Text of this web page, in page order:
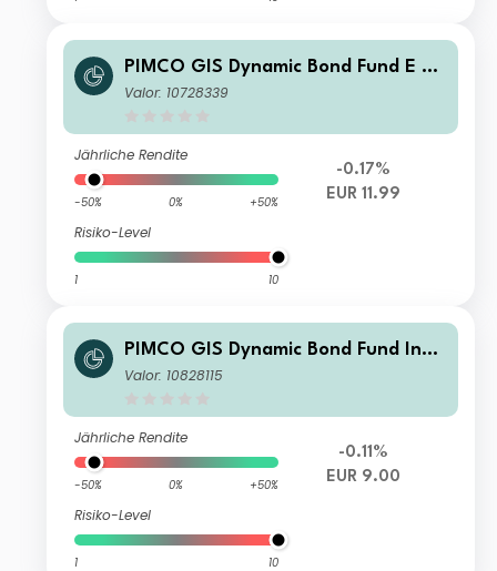
PIMCO GIS Dynamic Bond Fund E Cl
ass EUR (Hedged) Accumulation
Valor: 10728339
Jährliche Rendite
-50% 0% +50%
Risiko-Level
1 10
-0.17%
EUR 11.99
PIMCO GIS Dynamic Bond Fund Insti
tutional EUR (Hedged) Income
Valor: 10828115
Jährliche Rendite
-50% 0% +50%
Risiko-Level
1 10
-0.11%
EUR 9.00